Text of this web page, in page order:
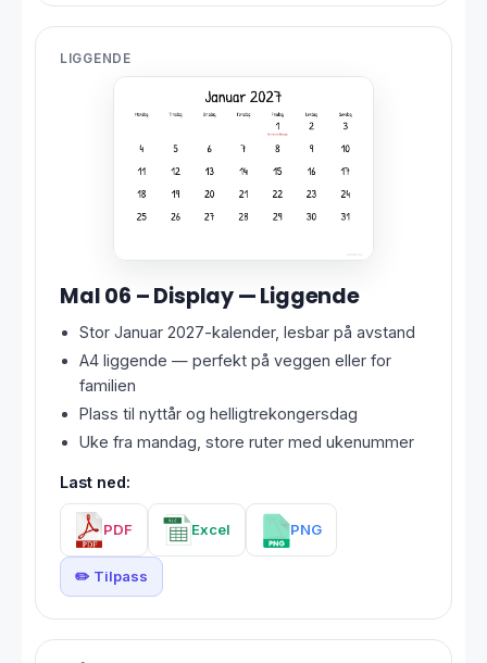
LIGGENDE
Mal 06 – Display — Liggende
Stor Januar 2027-kalender, lesbar på avstand
A4 liggende — perfekt på veggen eller for
familien
Plass til nyttår og helligtrekongersdag
Uke fra mandag, store ruter med ukenummer
Last ned:
PDF Excel PNG
✏️ Tilpass